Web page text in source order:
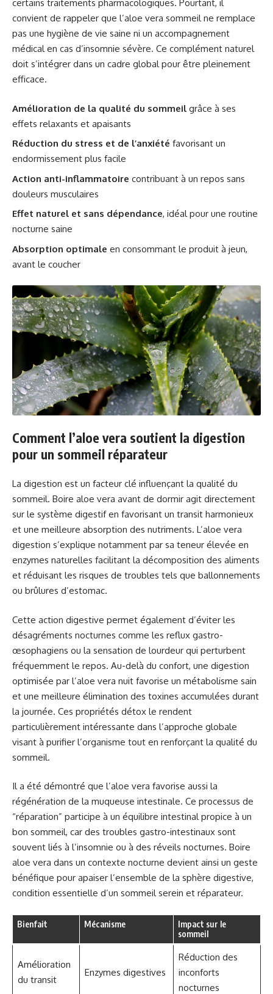
certains traitements pharmacologiques. Pourtant, il
convient de rappeler que l’aloe vera sommeil ne remplace
pas une hygiène de vie saine ni un accompagnement
médical en cas d’insomnie sévère. Ce complément naturel
doit s’intégrer dans un cadre global pour être pleinement
efficace.
Amélioration de la qualité du sommeil grâce à ses
effets relaxants et apaisants
Réduction du stress et de l’anxiété favorisant un
endormissement plus facile
Action anti-inflammatoire contribuant à un repos sans
douleurs musculaires
Effet naturel et sans dépendance, idéal pour une routine
nocturne saine
Absorption optimale en consommant le produit à jeun,
avant le coucher
Comment l’aloe vera soutient la digestion
pour un sommeil réparateur
La digestion est un facteur clé influençant la qualité du
sommeil. Boire aloe vera avant de dormir agit directement
sur le système digestif en favorisant un transit harmonieux
et une meilleure absorption des nutriments. L’aloe vera
digestion s’explique notamment par sa teneur élevée en
enzymes naturelles facilitant la décomposition des aliments
et réduisant les risques de troubles tels que ballonnements
ou brûlures d’estomac.
Cette action digestive permet également d’éviter les
désagréments nocturnes comme les reflux gastro-
œsophagiens ou la sensation de lourdeur qui perturbent
fréquemment le repos. Au-delà du confort, une digestion
optimisée par l’aloe vera nuit favorise un métabolisme sain
et une meilleure élimination des toxines accumulées durant
la journée. Ces propriétés détox le rendent
particulièrement intéressante dans l’approche globale
visant à purifier l’organisme tout en renforçant la qualité du
sommeil.
Il a été démontré que l’aloe vera favorise aussi la
régénération de la muqueuse intestinale. Ce processus de
“réparation” participe à un équilibre intestinal propice à un
bon sommeil, car des troubles gastro-intestinaux sont
souvent liés à l’insomnie ou à des réveils nocturnes. Boire
aloe vera dans un contexte nocturne devient ainsi un geste
bénéfique pour apaiser l’ensemble de la sphère digestive,
condition essentielle d’un sommeil serein et réparateur.
Bienfait Mécanisme
Impact sur le
sommeil
Amélioration
du transit
Enzymes digestives
Réduction des
inconforts
nocturnes